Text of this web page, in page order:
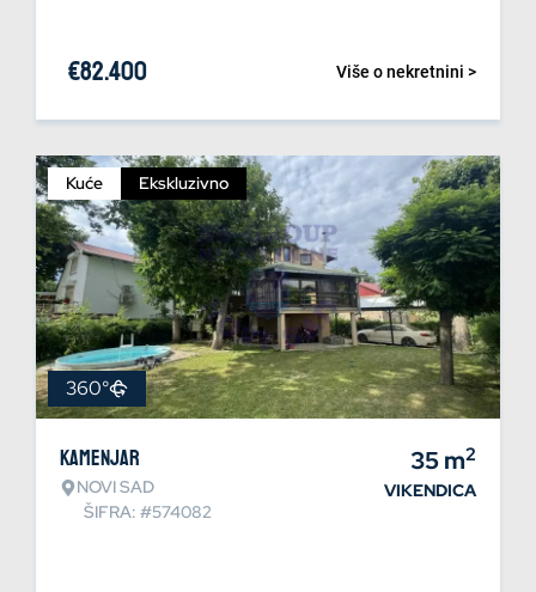
Više o nekretnini >
€82.400
Kuće Ekskluzivno
360°
Kamenjar
NOVI SAD
ŠIFRA: #574082
35m2
VIKENDICA